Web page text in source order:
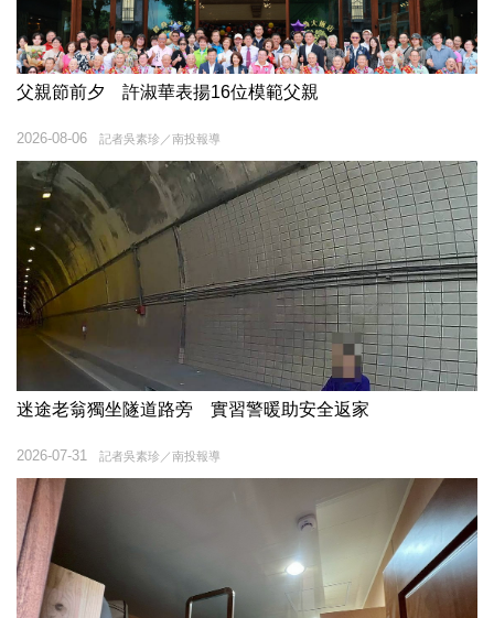
父親節前夕 許淑華表揚16位模範父親
記者吳素珍／南投報導
2026-08-06
迷途老翁獨坐隧道路旁 實習警暖助安全返家
記者吳素珍／南投報導
2026-07-31